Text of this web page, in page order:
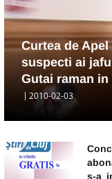
Curtea de
suspecti ai
Gutai raman in
2010-02-03
s-a